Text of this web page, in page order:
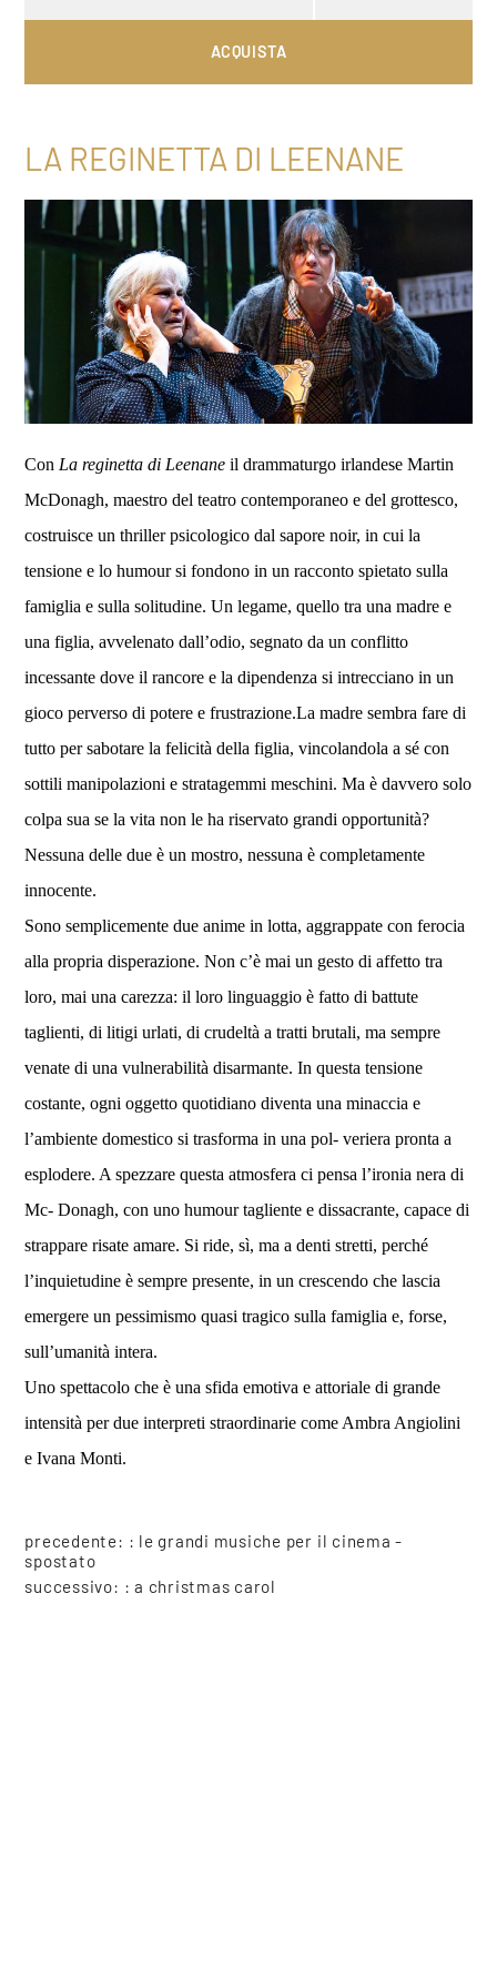
ACQUISTA
LA REGINETTA DI LEENANE
Con La reginetta di Leenane il drammaturgo irlandese Martin
McDonagh, maestro del teatro contemporaneo e del grottesco,
costruisce un thriller psicologico dal sapore noir, in cui la
tensione e lo humour si fondono in un racconto spietato sulla
famiglia e sulla solitudine. Un legame, quello tra una madre e
una figlia, avvelenato dall’odio, segnato da un conflitto
incessante dove il rancore e la dipendenza si intrecciano in un
gioco perverso di potere e frustrazione.La madre sembra fare di
tutto per sabotare la felicità della figlia, vincolandola a sé con
sottili manipolazioni e stratagemmi meschini. Ma è davvero solo
colpa sua se la vita non le ha riservato grandi opportunità?
Nessuna delle due è un mostro, nessuna è completamente
innocente.
Sono semplicemente due anime in lotta, aggrappate con ferocia
alla propria disperazione. Non c’è mai un gesto di affetto tra
loro, mai una carezza: il loro linguaggio è fatto di battute
taglienti, di litigi urlati, di crudeltà a tratti brutali, ma sempre
venate di una vulnerabilità disarmante. In questa tensione
costante, ogni oggetto quotidiano diventa una minaccia e
l’ambiente domestico si trasforma in una pol- veriera pronta a
esplodere. A spezzare questa atmosfera ci pensa l’ironia nera di
Mc- Donagh, con uno humour tagliente e dissacrante, capace di
strappare risate amare. Si ride, sì, ma a denti stretti, perché
l’inquietudine è sempre presente, in un crescendo che lascia
emergere un pessimismo quasi tragico sulla famiglia e, forse,
sull’umanità intera.
Uno spettacolo che è una sfida emotiva e attoriale di grande
intensità per due interpreti straordinarie come Ambra Angiolini
e Ivana Monti.
precedente: : le grandi musiche per il cinema -
spostato
successivo: :a christmas carol